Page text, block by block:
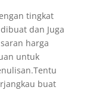
tingkat
dan Juga
harga
untuk
buat